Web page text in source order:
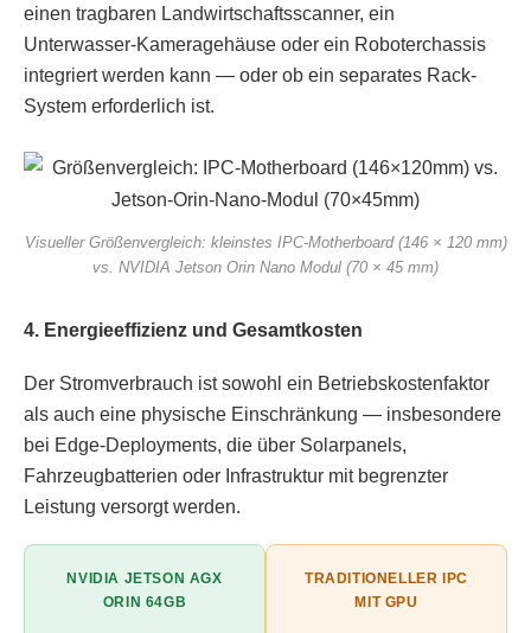
einen tragbaren Landwirtschaftsscanner, ein
Unterwasser-Kameragehäuse oder ein Roboterchassis
integriert werden kann — oder ob ein separates Rack-
System erforderlich ist.
Visueller Größenvergleich: kleinstes IPC-Motherboard (146 × 120 mm)
vs. NVIDIA Jetson Orin Nano Modul (70 × 45 mm)
4. Energieeffizienz und Gesamtkosten
Der Stromverbrauch ist sowohl ein Betriebskostenfaktor
als auch eine physische Einschränkung — insbesondere
bei Edge-Deployments, die über Solarpanels,
Fahrzeugbatterien oder Infrastruktur mit begrenzter
Leistung versorgt werden.
NVIDIA JETSON AGX
ORIN 64GB
TRADITIONELLER IPC
MIT GPU